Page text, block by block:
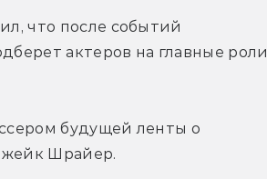
что после событий
актеров на главные роли
будущей ленты о
Шрайер.